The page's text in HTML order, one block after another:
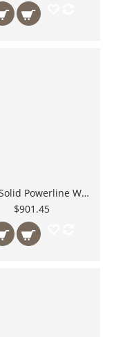
Body Solid Powerline Weight Horns PPRWH para Almacenar Bumpers en PowerRack
$901.45